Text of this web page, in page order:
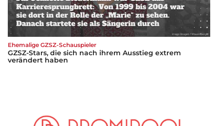
Ehemalige GZSZ-Schauspieler
GZSZ-Stars, die sich nach ihrem Ausstieg extrem
verändert haben